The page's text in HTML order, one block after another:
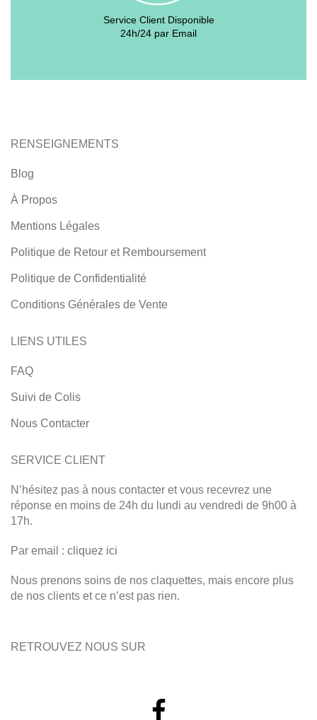
Service Client Disponible
24h/24 par Email
RENSEIGNEMENTS
Blog
À Propos
Mentions Légales
Politique de Retour et Remboursement
Politique de Confidentialité
Conditions Générales de Vente
LIENS UTILES
FAQ
Suivi de Colis
Nous Contacter
SERVICE CLIENT
N’hésitez pas à nous contacter et vous recevrez une
réponse en moins de 24h du lundi au vendredi de 9h00 à
17h.
Par email : cliquez ici
Nous prenons soins de nos claquettes, mais encore plus
de nos clients et ce n’est pas rien.
RETROUVEZ NOUS SUR